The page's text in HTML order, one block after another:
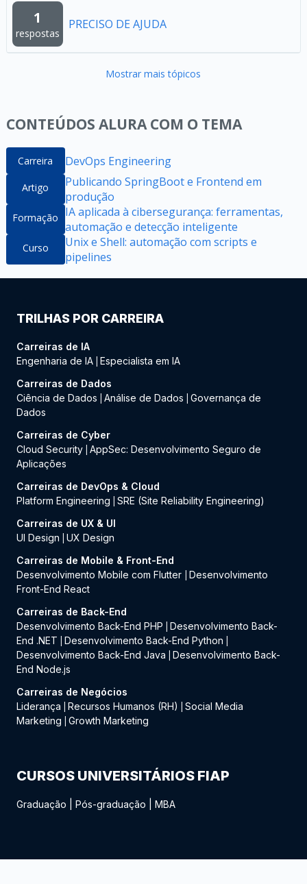
1
respostas
PRECISO DE AJUDA
Mostrar mais tópicos
CONTEÚDOS ALURA COM O TEMA
Carreira DevOps Engineering
Artigo
Publicando SpringBoot e Frontend em
produção
Formação
IA aplicada à cibersegurança: ferramentas,
automação e detecção inteligente
Curso
Unix e Shell: automação com scripts e
pipelines
TRILHAS POR CARREIRA
Carreiras de IA
Engenharia de IA Especialista em IA
Carreiras de Dados
Ciência de Dados
Análise de Dados
Governança de
Dados
Carreiras de Cyber
Cloud Security AppSec: Desenvolvimento Seguro de
Aplicações
Carreiras de DevOps & Cloud
Platform Engineering
SRE (Site Reliability Engineering)
Carreiras de UX & UI
UI Design
UX Design
Carreiras de Mobile & Front-End
Desenvolvimento Mobile com Flutter
Desenvolvimento
Front-End React
Carreiras de Back-End
Desenvolvimento Back-End PHP
Desenvolvimento Back-
End .NET
Desenvolvimento Back-End Python
Desenvolvimento Back-End Java
Desenvolvimento Back-
End Node.js
Carreiras de Negócios
Liderança
Recursos Humanos (RH)
Social Media
Marketing
Growth Marketing
CURSOS UNIVERSITÁRIOS FIAP
Graduação Pós-graduação MBA